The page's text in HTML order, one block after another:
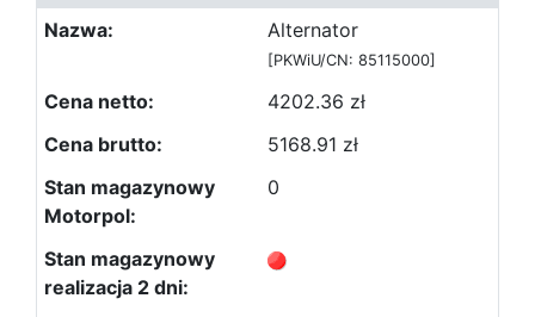
Alternator
[PKWiU/CN: 85115000]
4202.36 zł
5168.91 zł
0